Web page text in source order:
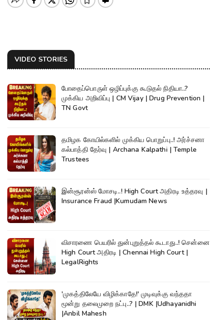
VIDEO STORIES
போதைப்பொருள் ஒழிப்புக்கு கூடுதல் நிதியா..?
முக்கிய அறிவிப்பு | CM Vijay | Drug Prevention |
TN Govt
தமிழக கோயில்களில் முக்கிய பொறுப்பு..! அர்ச்சனா
கல்பாத்தி தேர்வு | Archana Kalpathi | Temple
Trustees
இன்சூரன்ஸ் மோசடி..! High Court அதிரடி உத்தரவு |
Insurance Fraud |Kumudam News
விசாரணை பெயரில் துன்புறுத்தல் கூடாது..! சென்னை
High Court அதிரடி | Chennai High Court |
LegalRights
'முகத்திலேயே விழிக்காதே!' முடிவுக்கு வந்ததா
மூன்று தலைமுறை நட்பு..? | DMK |Udhayanidhi
|Anbil Mahesh